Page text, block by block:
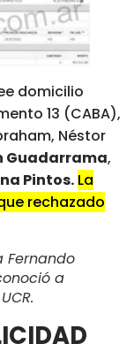
domicilio
13 (CABA),
Néstor
Guadarrama,
Pintos. La
rechazado
Fernando
a